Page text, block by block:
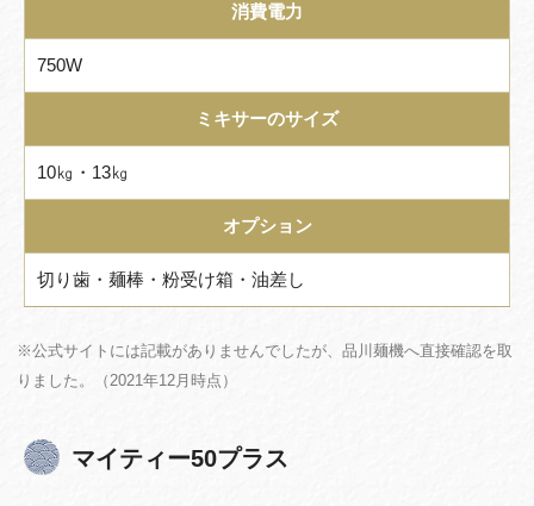
消費電力
750W
ミキサーのサイズ
10㎏・13㎏
オプション
切り歯・麺棒・粉受け箱・油差し
※公式サイトには記載がありませんでしたが、品川麺機へ直接確認を取
りました。（2021年12月時点）
マイティー50プラス